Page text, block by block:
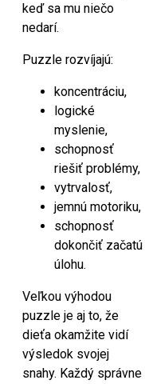
keď sa mu niečo
nedarí.
Puzzle rozvíjajú:
koncentráciu,
logické
myslenie,
schopnosť
riešiť problémy,
vytrvalosť,
jemnú motoriku,
schopnosť
dokončiť začatú
úlohu.
Veľkou výhodou
puzzle je aj to, že
dieťa okamžite vidí
výsledok svojej
snahy. Každý správne